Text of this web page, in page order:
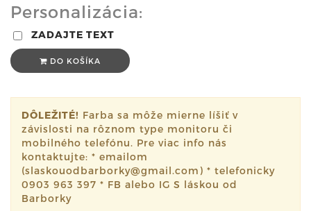
Personalizácia:
ZADAJTE TEXT
DO KOŠÍKA
DÔLEŽITÉ! Farba sa môže mierne líšiť v
závislosti na rôznom type monitoru či
mobilného telefónu. Pre viac info nás
kontaktujte: * emailom
(slaskouodbarborky@gmail.com) * telefonicky
0903 963 397 * FB alebo IG S láskou od
Barborky